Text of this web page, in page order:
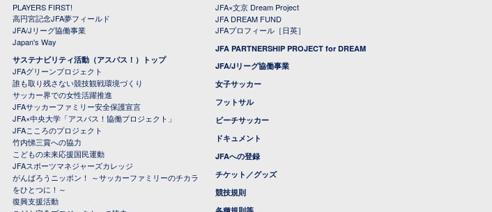
PLAYERS FIRST!
高円宮記念JFA夢フィールド
JFA/Jリーグ協働事業
Japan's Way
サステナビリティ活動（アスパス！）トップ
JFAグリーンプロジェクト
誰も取り残さない競技観戦環境づくり
サッカー界での女性活躍推進
JFAサッカーファミリー安全保護宣言
JFA×中央大学「アスパス！協働プロジェクト」
JFAこころのプロジェクト
竹内悌三賞への協力
こどもの未来応援国民運動
JFAスポーツマネジャーズカレッジ
がんばろうニッポン！ ～サッカーファミリーのチカラ
をひとつに！～
復興支援活動
JFA×文京 Dream Project
JFA DREAM FUND
JFAプロフィール［日英］
JFA PARTNERSHIP PROJECT for DREAM
JFA/Jリーグ協働事業
女子サッカー
フットサル
ビーチサッカー
ドキュメント
JFAへの登録
チケット／グッズ
競技規則